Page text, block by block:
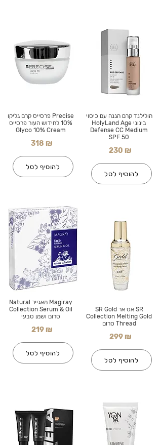
Precise פרסייס קרם גליקו
10% לחידוש העור פרסייס
Glyco 10% Cream
318 ₪
להוסיף לסל
Magiray מאגייר Natural
Collection Serum & Oil
סרום ושמן טבעי
219 ₪
להוסיף לסל
הולילנד קרם הגנה עם כיסוי
בינוני HolyLand Age
Defense CC Medium
SPF 50
230 ₪
להוסיף לסל
SR אס אר SR Gold
Collection Melting Gold
Thread סרום
299 ₪
להוסיף לסל